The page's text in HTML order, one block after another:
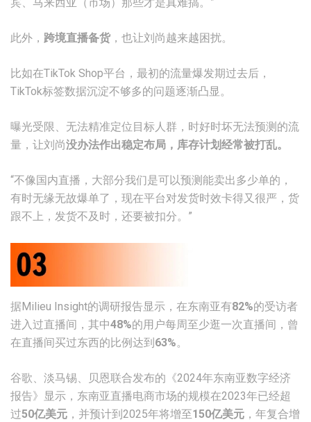
宾、马来西亚（市场）那些才是真难搞。”
此外， 跨境直播备货 ，也让刘尚越来越困扰。
比如在TikTok Shop平台，最初的流量爆发期过去后，
TikTok标签数据沉淀不够多的问题逐渐凸显。
曝光受限、无法精准定位目标人群，时好时坏无法预测的流
量，让刘尚没办法作出稳定布局，库存计划经常被打乱。
“不像国内直播，大部分我们是可以预测能卖出多少单的，
有时无缘无故爆单了，现在平台对发货时效卡得又很严，货
跟不上，发货不及时，还要被扣分。”
据Milieu Insight的调研报告显示，在东南亚有82%的受访者
进入过直播间，其中48%的用户每周至少逛一次直播间，曾
在直播间买过东西的比例达到 63%。
谷歌、淡马锡、贝恩联合发布的《2024年东南亚数字经济
报告》显示，东南亚直播电商市场的规模在2023年已经超
过50亿美元 ，并预计到2025年将增至150亿美元 ，年复合增